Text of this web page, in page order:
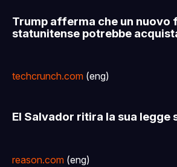
Trump afferma che un nuovo
statunitense potrebbe
techcrunch.com (eng)
El Salvador ritira la sua legge
reason.com (eng)